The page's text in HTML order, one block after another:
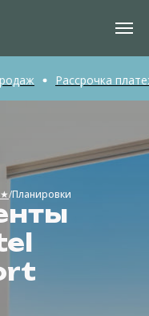
Рассрочка платежа
/Планировки